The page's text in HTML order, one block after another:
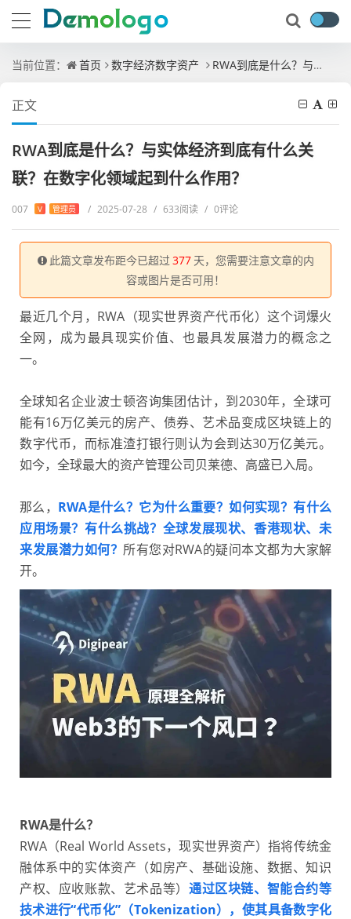
当前位置： 首页 数字经济数字资产 RWA到底是什么？与实体经济到底有什么关联？在数字化领域起到什么作用？
正文
RWA到底是什么？与实体经济到底有什么关
联？在数字化领域起到什么作用？
007 V 管理员 / 2025-07-28 / 633阅读 / 0评论
此篇文章发布距今已超过 377 天，您需要注意文章的内
容或图片是否可用！
最近几个月，RWA（现实世界资产代币化）这个词爆火
全网，成为最具现实价值、也最具发展潜力的概念之
一。
全球知名企业波士顿咨询集团估计，到2030年，全球可
能有16万亿美元的房产、债券、艺术品变成区块链上的
数字代币，而标准渣打银行则认为会到达30万亿美元。
如今，全球最大的资产管理公司贝莱德、高盛已入局。
那么， RWA是什么？它为什么重要？如何实现？有什么
应用场景？有什么挑战？全球发展现状、香港现状、未
来发展潜力如何？ 所有您对RWA的疑问本文都为大家解
开。
RWA是什么？
RWA（Real World Assets，现实世界资产）指将传统金
融体系中的实体资产（如房产、基础设施、数据、知识
产权、应收账款、艺术品等） 通过区块链、智能合约等
技术进行“代币化”（Tokenization），使其具备数字化